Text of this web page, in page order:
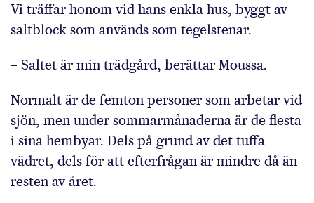
Vi träffar honom vid hans enkla hus, byggt av
saltblock som används som tegelstenar.
– Saltet är min trädgård, berättar Moussa.
Normalt är de femton personer som arbetar vid
sjön, men under sommarmånaderna är de flesta
i sina hembyar. Dels på grund av det tuffa
vädret, dels för att efterfrågan är mindre då än
resten av året.